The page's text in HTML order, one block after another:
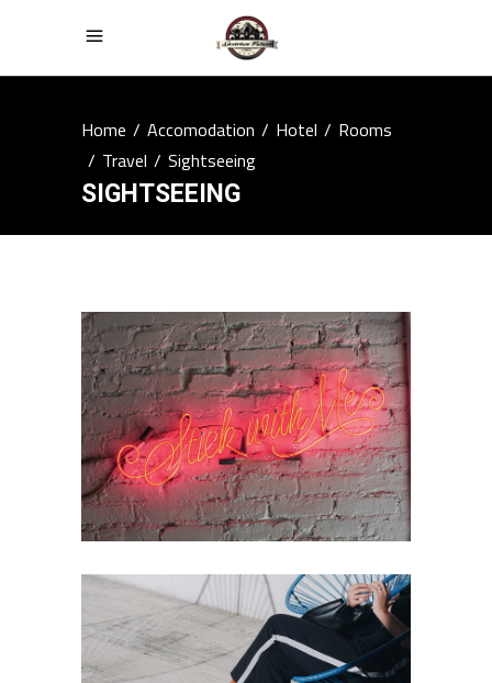
Home/Accomodation/Hotel/Rooms
/Travel/Sightseeing
SIGHTSEEING